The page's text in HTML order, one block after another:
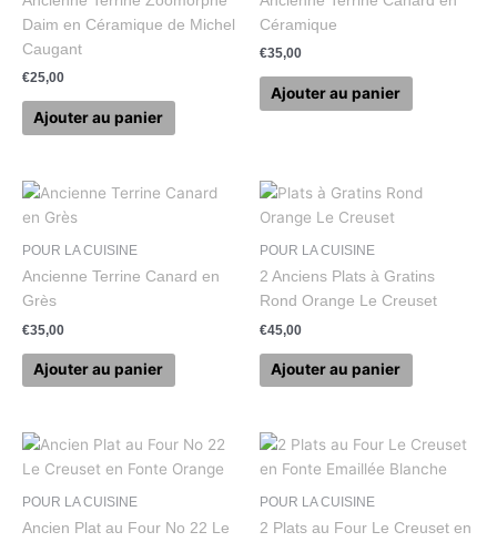
Daim en Céramique de Michel
Caugant
€25,00
Ajouter au panier
Céramique
€35,00
Ajouter au panier
POUR LA CUISINE
Ancienne Terrine Canard en
Grès
€35,00
Ajouter au panier
POUR LA CUISINE
2 Anciens Plats à Gratins
Rond Orange Le Creuset
€45,00
Ajouter au panier
POUR LA CUISINE
Ancien Plat au Four No 22 Le
POUR LA CUISINE
2 Plats au Four Le Creuset en